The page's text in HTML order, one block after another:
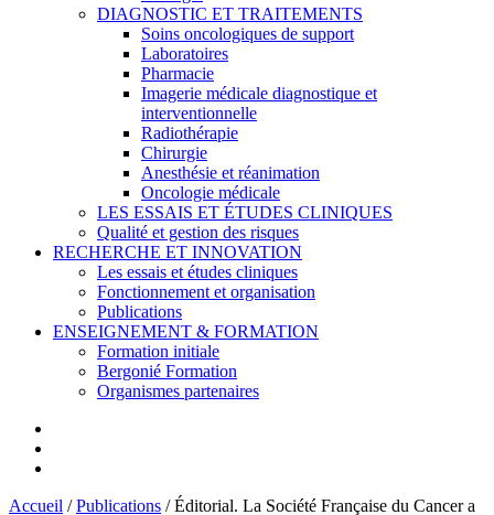
DIAGNOSTIC ET TRAITEMENTS
Soins oncologiques de support
Laboratoires
Pharmacie
Imagerie médicale diagnostique et
interventionnelle
Radiothérapie
Chirurgie
Anesthésie et réanimation
Oncologie médicale
LES ESSAIS ET ÉTUDES CLINIQUES
Qualité et gestion des risques
RECHERCHE ET INNOVATION
Les essais et études cliniques
Fonctionnement et organisation
Publications
ENSEIGNEMENT & FORMATION
Formation initiale
Bergonié Formation
Organismes partenaires
Accueil /Publications /Éditorial. La Société Française du Cancer a